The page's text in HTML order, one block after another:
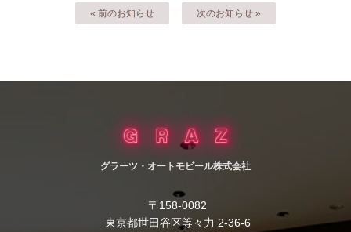
« 前のお知らせ 次のお知らせ »
グラーツ・オートモビール株式会社
〒158-0082
東京都世田谷区等々力 2-36-6